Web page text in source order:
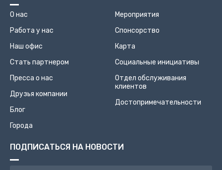
О нас
Работа у нас
Наш офис
Стать партнером
Пресса о нас
Друзья компании
Блог
Города
Мероприятия
Спонсорство
Карта
Социальные инициативы
Отдел обслуживания
клиентов
Достопримечательности
ПОДПИСАТЬСЯ НА НОВОСТИ